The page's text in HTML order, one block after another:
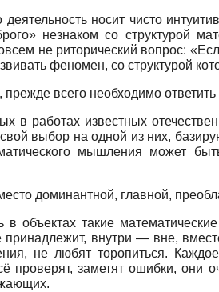
носит чисто
незнаком со структурой
не риторический вопрос:
феномен, со структурой
всего необходимо ответить
в работах известных
выбор на одной из них,
мышления может
доминантной, главной,
объектах такие
внутри — вне,
не любят торопиться.
проверят, заметят ошибки, они